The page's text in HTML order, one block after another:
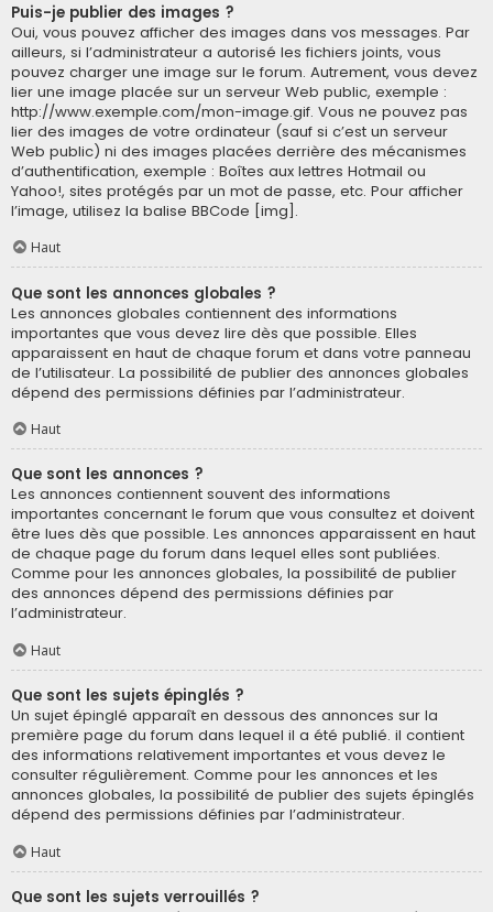
Puis-je publier des images ?
Oui, vous pouvez afficher des images dans vos messages. Par
ailleurs, si l’administrateur a autorisé les fichiers joints, vous
pouvez charger une image sur le forum. Autrement, vous devez
lier une image placée sur un serveur Web public, exemple :
http://www.exemple.com/mon-image.gif. Vous ne pouvez pas
lier des images de votre ordinateur (sauf si c’est un serveur
Web public) ni des images placées derrière des mécanismes
d’authentification, exemple : Boîtes aux lettres Hotmail ou
Yahoo!, sites protégés par un mot de passe, etc. Pour afficher
l’image, utilisez la balise BBCode [img].
Haut
Que sont les annonces globales ?
Les annonces globales contiennent des informations
importantes que vous devez lire dès que possible. Elles
apparaissent en haut de chaque forum et dans votre panneau
de l’utilisateur. La possibilité de publier des annonces globales
dépend des permissions définies par l’administrateur.
Haut
Que sont les annonces ?
Les annonces contiennent souvent des informations
importantes concernant le forum que vous consultez et doivent
être lues dès que possible. Les annonces apparaissent en haut
de chaque page du forum dans lequel elles sont publiées.
Comme pour les annonces globales, la possibilité de publier
des annonces dépend des permissions définies par
l’administrateur.
Haut
Que sont les sujets épinglés ?
Un sujet épinglé apparaît en dessous des annonces sur la
première page du forum dans lequel il a été publié. il contient
des informations relativement importantes et vous devez le
consulter régulièrement. Comme pour les annonces et les
annonces globales, la possibilité de publier des sujets épinglés
dépend des permissions définies par l’administrateur.
Haut
Que sont les sujets verrouillés ?